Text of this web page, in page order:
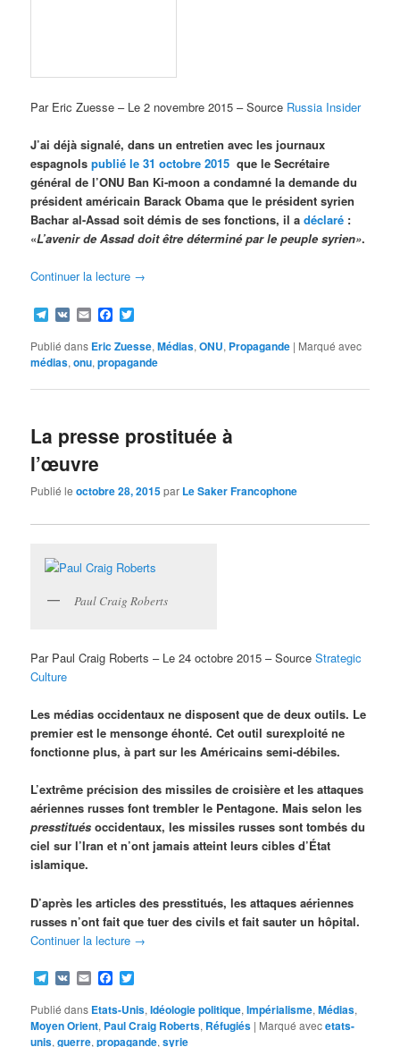
Par Eric Zuesse – Le 2 novembre 2015 – Source Russia Insider
J’ai déjà signalé, dans un entretien avec les journaux
espagnolspublié le 31 octobre 2015 que le Secrétaire
général de l’ONU Ban Ki-moon a condamné la demande du
président américain Barack Obama que le président syrien
Bachar al-Assad soit démis de ses fonctions, il adéclaré :
«L’avenir de Assad doit être déterminé par le peuple syrien».
Continuer la lecture →
Telegram
VK EmailFacebook
Publié dans Eric Zuesse,Médias,ONU, Propagande | Marqué avec
médias,onu,propagande
La presse prostituée à
l’œuvre
Publié leoctobre 28, 2015par Le Saker Francophone
Paul Craig Roberts
Par Paul Craig Roberts – Le 24 octobre 2015 – SourceStrategic
Culture
Les médias occidentaux ne disposent que de deux outils. Le
premier est le mensonge éhonté. Cet outil surexploité ne
fonctionne plus, à part sur les Américains semi-débiles.
L’extrême précision des missiles de croisière et les attaques
aériennes russes font trembler le Pentagone. Mais selon les
presstitués occidentaux, les missiles russes sont tombés du
ciel sur l’Iran et n’ont jamais atteint leurs cibles d’État
islamique.
D’après les articles des presstitués, les attaques aériennes
russes n’ont fait que tuer des civils et fait sauter un hôpital.
Continuer la lecture →
Telegram
VK EmailFacebook
Publié dans Etats-Unis,Idéologie politique,Impérialisme,Médias,
Moyen Orient, Paul Craig Roberts, Réfugiés | Marqué avecetats-
unis,guerre,propagande,syrie